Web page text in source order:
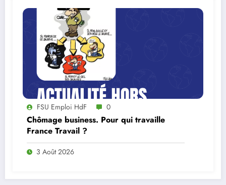
FSU Emploi HdF 0
Chômage business. Pour qui travaille
France Travail ?
3 Août 2026